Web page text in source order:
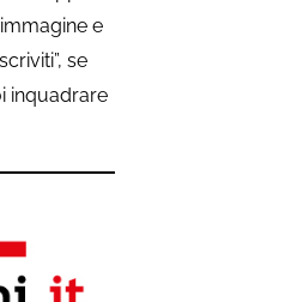
e
se
inquadrare